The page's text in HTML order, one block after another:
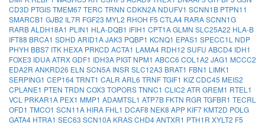
CD3D PTGISTMEM67TERC TRNN CDKN2A NDUFV1 SCNN1B PTPN11
SMARCB1 GJB2 IL7R FGF23 MYL2 RHOH F5 CTLA4 RARASCNN1G
RARBALDH18A1 PLIN1 HLA-DQB1 IFIH1 CPT1AGLMN SLC25A22 HLA-B
IFT88 BRCA1 SDHD ARID1AJAK3 PQBP1 KCNQ1 EPAS1 SPECC1L NDP
PHYH BBS7 ITK HEXA PRKCD ACTA1 LAMA4 RDH12 SUFU ABCD4 IDH1
FOXE3 IDUAATRXGDF1 IDH3A PIGT NPM1 ABCC6 COL1A2 JAG1 MCCC2
EDA2R ANKRD26 ELN SCN5A INSR SLC12A3 BRAT1 FBN1 LIMK1
SERPING1 CEP164TRNT1 CALR ARL6 TRNFTGIF1 KIZCDC45 MEIS2
CPLANE1 PTEN TRDN COX3 TOPORSTNNC1 CLIC2 ATR GREM1 RTEL1
VCL PRKAR1A PEX1 MMP1 ADAMTSL1 ATP7B FKTN RGR TGFBR1 TECRL
OFD1 TMCO1 SCN11A HIRA FHL1 DCAF8 NEK8 APP KIF7 KMT2D POLG
GATA4 HTRA1 SEC63 SCN10A KRASCHD4ANTXR1 PTH1R XYLT2 F5